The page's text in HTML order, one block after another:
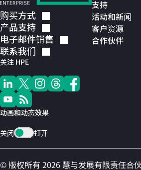
购买方式
产品支持
电子邮件销售
联系我们
关注 HPE
动画和动态效果
关闭 打开
支持
活动和新闻
客户资源
合作伙伴
© 版权所有 2026 慧与发展有限责任合